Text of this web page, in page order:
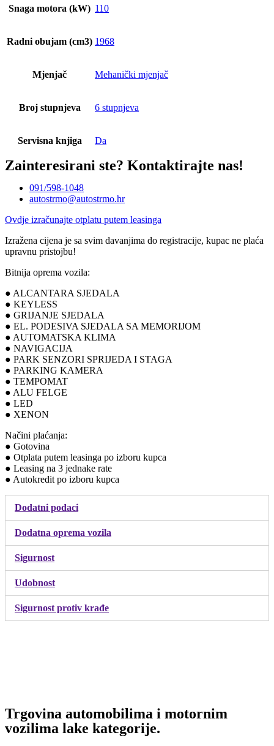
Snaga motora (kW) 110
Radni obujam (cm3) 1968
Mjenjač Mehanički mjenjač
Broj stupnjeva 6 stupnjeva
Servisna knjiga Da
Zainteresirani ste? Kontaktirajte nas!
091/598-1048
autostrmo@autostrmo.hr
Ovdje izračunajte otplatu putem leasinga
Izražena cijena je sa svim davanjima do registracije, kupac ne plaća
upravnu pristojbu!
Bitnija oprema vozila:
● ALCANTARA SJEDALA
● KEYLESS
● GRIJANJE SJEDALA
● EL. PODESIVA SJEDALA SA MEMORIJOM
● AUTOMATSKA KLIMA
● NAVIGACIJA
● PARK SENZORI SPRIJEDA I STAGA
● PARKING KAMERA
● TEMPOMAT
● ALU FELGE
● LED
● XENON
Načini plaćanja:
● Gotovina
● Otplata putem leasinga po izboru kupca
● Leasing na 3 jednake rate
● Autokredit po izboru kupca
Dodatni podaci
Dodatna oprema vozila
Sigurnost
Udobnost
Sigurnost protiv krađe
Trgovina automobilima i motornim
vozilima lake kategorije.